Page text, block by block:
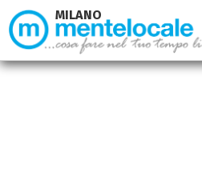
MILANO